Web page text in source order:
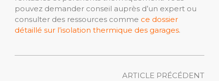
pouvez demander conseil auprès d’un expert ou
consulter des ressources comme ce dossier
détaillé sur l’isolation thermique des garages.
ARTICLE PRÉCÉDENT